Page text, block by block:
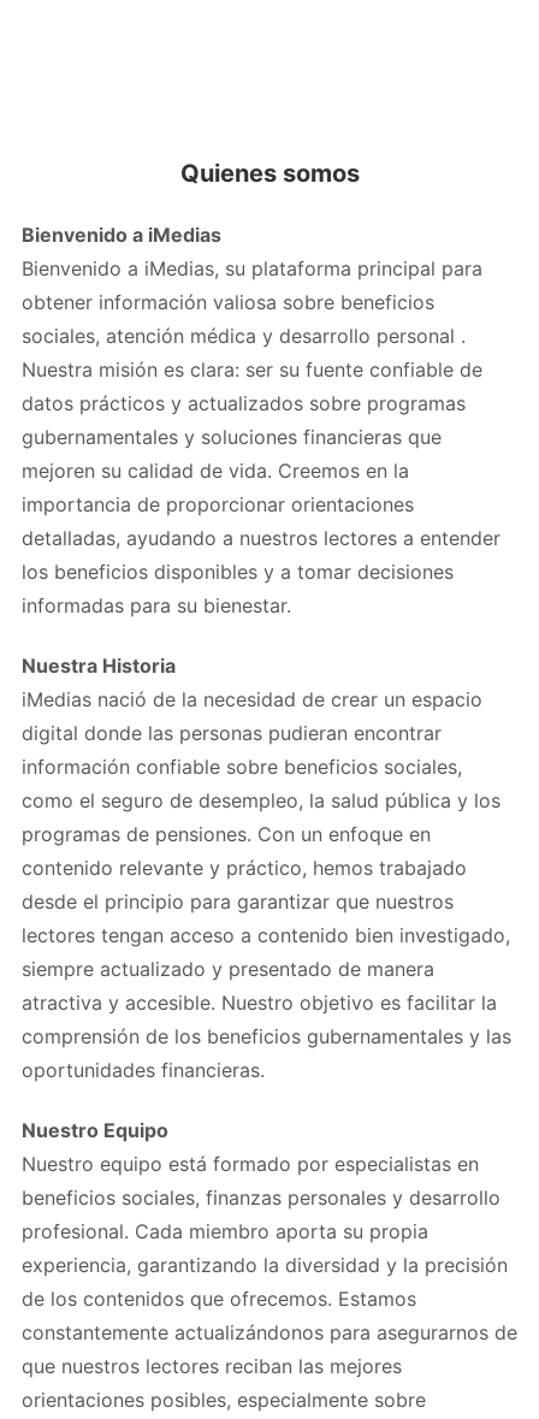
Quienes somos
Bienvenido a iMedias
Bienvenido a iMedias, su plataforma principal para
obtener información valiosa sobre beneficios
sociales, atención médica y desarrollo personal .
Nuestra misión es clara: ser su fuente confiable de
datos prácticos y actualizados sobre programas
gubernamentales y soluciones financieras que
mejoren su calidad de vida. Creemos en la
importancia de proporcionar orientaciones
detalladas, ayudando a nuestros lectores a entender
los beneficios disponibles y a tomar decisiones
informadas para su bienestar.
Nuestra Historia
iMedias nació de la necesidad de crear un espacio
digital donde las personas pudieran encontrar
información confiable sobre beneficios sociales,
como el seguro de desempleo, la salud pública y los
programas de pensiones. Con un enfoque en
contenido relevante y práctico, hemos trabajado
desde el principio para garantizar que nuestros
lectores tengan acceso a contenido bien investigado,
siempre actualizado y presentado de manera
atractiva y accesible. Nuestro objetivo es facilitar la
comprensión de los beneficios gubernamentales y las
oportunidades financieras.
Nuestro Equipo
Nuestro equipo está formado por especialistas en
beneficios sociales, finanzas personales y desarrollo
profesional. Cada miembro aporta su propia
experiencia, garantizando la diversidad y la precisión
de los contenidos que ofrecemos. Estamos
constantemente actualizándonos para asegurarnos de
que nuestros lectores reciban las mejores
orientaciones posibles, especialmente sobre